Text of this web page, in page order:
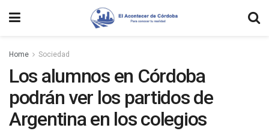
Home Sociedad
Los alumnos en Córdoba
podrán ver los partidos de
Argentina en los colegios